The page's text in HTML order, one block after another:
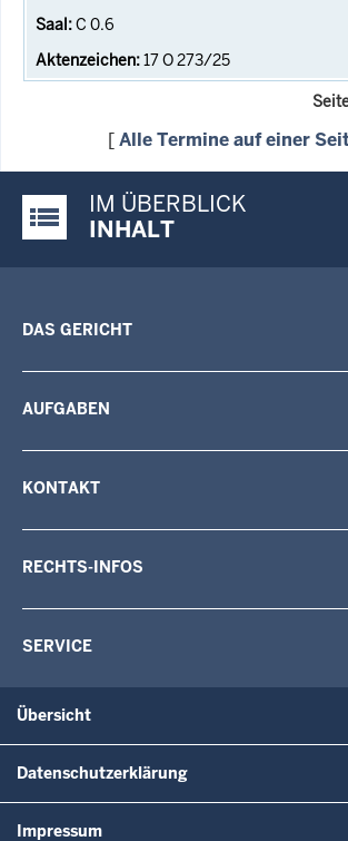
C 0.6
17 O 273/25
[Alle Termine auf einer
Justiz-Portal im Überblick:
IM ÜBERBLICK
INHALT
DAS GERICHT
AUFGABEN
KONTAKT
RECHTS-INFOS
SERVICE
Übersicht
Datenschutzerklärung
Impressum